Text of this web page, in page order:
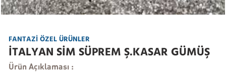
FANTAZİ ÖZEL ÜRÜNLER
İTALYAN SİM SÜPREM Ş.KASAR GÜMÜŞ
Ürün Açıklaması :